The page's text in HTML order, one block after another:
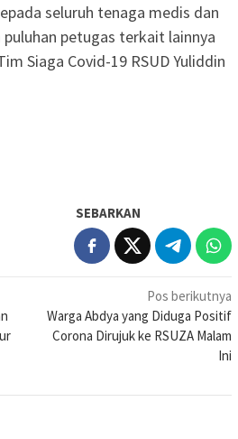
seluruh tenaga medis dan
petugas terkait lainnya
Siaga Covid-19 RSUD Yuliddin
SEBARKAN
Pos berikutnya
Warga Abdya yang Diduga Positif
Corona Dirujuk ke RSUZA Malam
Ini